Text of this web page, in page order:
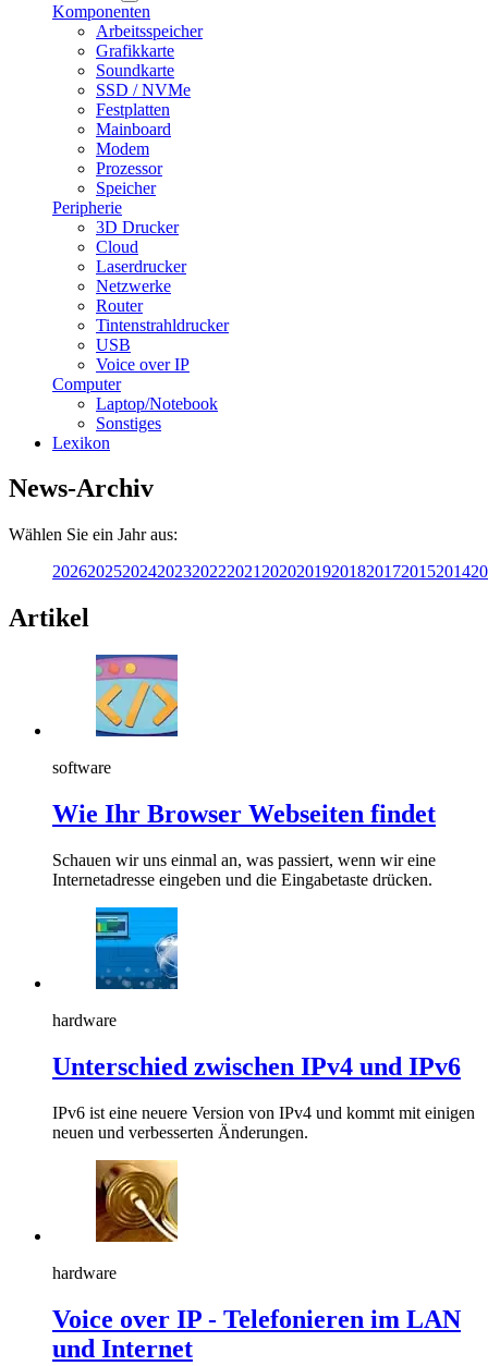
Komponenten
Arbeitsspeicher
Grafikkarte
Soundkarte
SSD / NVMe
Festplatten
Mainboard
Modem
Prozessor
Speicher
Peripherie
3D Drucker
Cloud
Laserdrucker
Netzwerke
Router
Tintenstrahldrucker
USB
Voice over IP
Computer
Laptop/Notebook
Sonstiges
Lexikon
News-Archiv
Wählen Sie ein Jahr aus:
202620252024202320222021 202020192018201720152014
Artikel
software
Wie Ihr Browser Webseiten findet
Schauen wir uns einmal an, was passiert, wenn wir eine
Internetadresse eingeben und die Eingabetaste drücken.
hardware
Unterschied zwischen IPv4 und IPv6
IPv6 ist eine neuere Version von IPv4 und kommt mit einigen
neuen und verbesserten Änderungen.
hardware
Voice over IP - Telefonieren im LAN
und Internet